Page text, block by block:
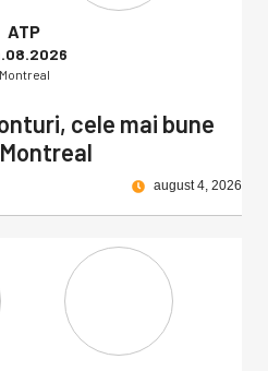
ATP
Montreal
cele mai bune
august 4, 2026